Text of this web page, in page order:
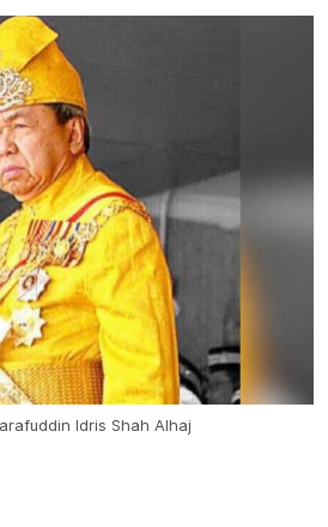
Idris Shah Alhaj